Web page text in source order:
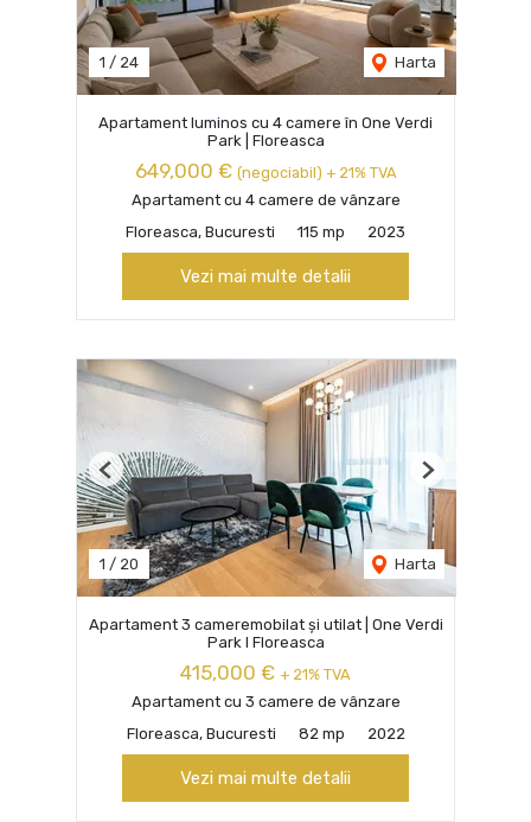
1 / 24 Harta
Apartament luminos cu 4 camere în One Verdi
Park | Floreasca
649,000 € (negociabil) + 21% TVA
Apartament cu 4 camere de vânzare
Floreasca, Bucuresti
115 mp 2023
Vezi mai multe detalii
1 / 20 Harta
Previous Next
Apartament 3 cameremobilat și utilat | One Verdi
Park I Floreasca
415,000 € + 21% TVA
Apartament cu 3 camere de vânzare
Floreasca, Bucuresti
82 mp 2022
Vezi mai multe detalii